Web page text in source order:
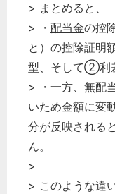
> まとめると、
> ・ 配当金の控
と）の控除証明
型、そして②利
> ・一方、無配
いため金額に変
分が反映される
ん。
>
> このような違